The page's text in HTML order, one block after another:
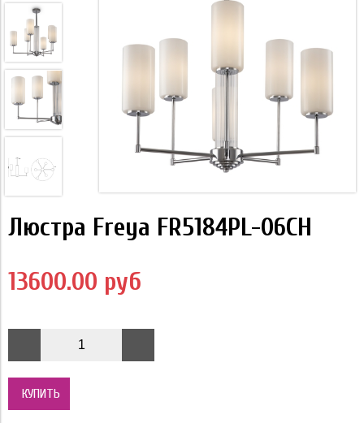
Люстра Freya FR5184PL-06CH
13600.00 руб
КУПИТЬ